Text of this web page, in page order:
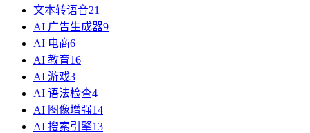
文本转语音21
AI 广告生成器9
AI 电商6
AI 教育16
AI 游戏3
AI 语法检查4
AI 图像增强14
AI 搜索引擎13